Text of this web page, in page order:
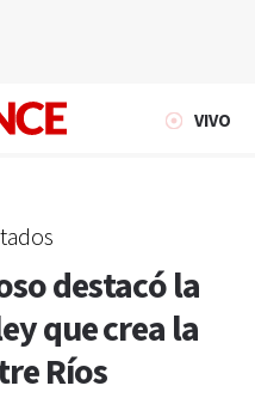
VIVO
destacó la
que crea la
Ríos